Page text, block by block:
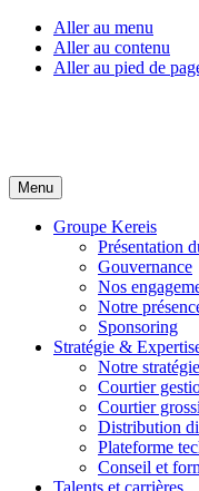
Aller au menu
Aller au contenu
Aller au pied de
Menu
Groupe Kereis
Présentation
Gouvernance
Nos
Notre
Sponsoring
Stratégie &
Notre stratégie
Courtier
Courtier
Distribution
Plateforme
Conseil et
Talents et carrières